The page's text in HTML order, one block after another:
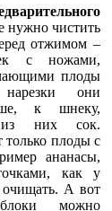
нужно чистить
отжимом –
с ножами,
плоды
они
к шнеку,
из них сок.
только плоды с
ананасы,
как у
очищать. А вот
можно